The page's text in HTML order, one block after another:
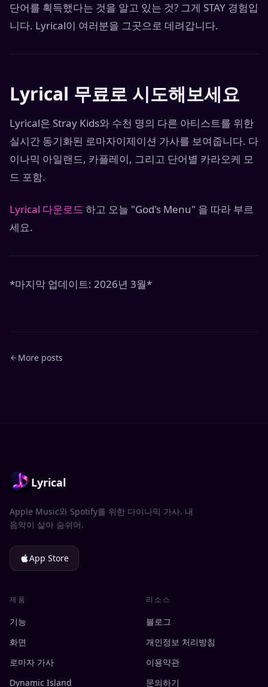
단어를 획득했다는 것을 알고 있는 것? 그게 STAY 경험입
니다. Lyrical이 여러분을 그곳으로 데려갑니다.
Lyrical 무료로 시도해보세요
Lyrical은 Stray Kids와 수천 명의 다른 아티스트를 위한
실시간 동기화된 로마자이제이션 가사를 보여줍니다. 다
이나믹 아일랜드, 카플레이, 그리고 단어별 카라오케 모
드 포함.
Lyrical 다운로드 하고 오늘 "God's Menu" 을 따라 부르
세요.
*마지막 업데이트: 2026년 3월*
More posts
Lyrical
Apple Music와 Spotify를 위한 다이나믹 가사. 내
음악이 살아 숨쉬어.
App Store
제품
기능
화면
로마자 가사
Dynamic Island
리소스
블로그
개인정보 처리방침
이용약관
문의하기